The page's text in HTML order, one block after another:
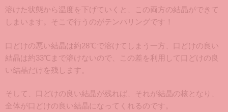
溶けた状態から温度を下げていくと、この両方の結晶ができて
しまいます。そこで行うのがテンパリングです！
口どけの悪い結晶は約28℃で溶けてしまう一方、口どけの良い
結晶は約33℃まで溶けないので、この差を利用して口どけの良
い結晶だけを残します。
そして、口どけの良い結晶が残れば、それが結晶の核となり、
全体が口どけの良い結晶になってくれるのです。